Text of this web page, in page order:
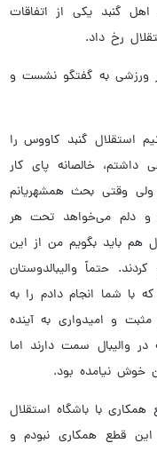
گنبد یکی از اتفاقات
رخ داد.
ورزشی به گفتگو نشست و
استقلال گنبد کاووس را
داشتم، خالصانه پای کار
وقتی بحث همشهریانم
و دلم می‌خواهد تحت هر
هم باید بگویم من از این
حتماً والیبالدوستان
با شما انجام دادم را به
و امیدواری به آینده
والیبال سمت دارند اما
خوش نیامده بود.
با باشگاه استقلال
قطع همکاری نبودم و